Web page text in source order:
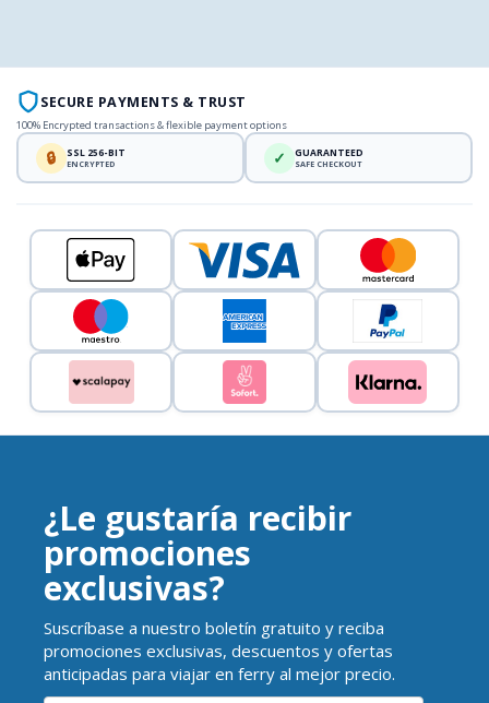
SECURE PAYMENTS & TRUST
100% Encrypted transactions & flexible payment options
🔒 SSL 256-BIT
ENCRYPTED ✓ GUARANTEED
SAFE CHECKOUT
¿Le gustaría recibir
promociones
exclusivas?
Suscríbase a nuestro boletín gratuito y reciba
promociones exclusivas, descuentos y ofertas
anticipadas para viajar en ferry al mejor precio.